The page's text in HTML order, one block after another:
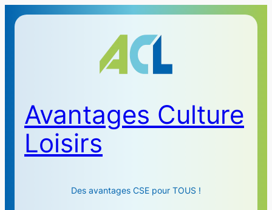
Avantages Culture
Loisirs
Des avantages CSE pour TOUS !